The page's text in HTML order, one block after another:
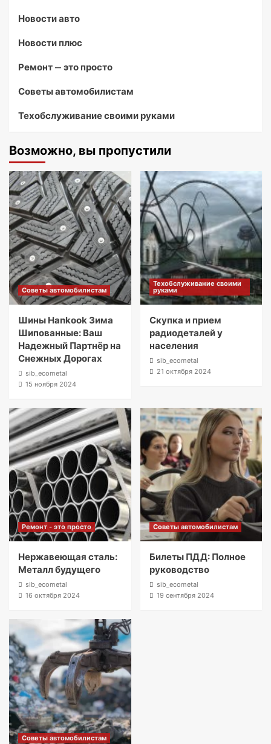
Новости авто
Новости плюс
Ремонт — это просто
Советы автомобилистам
Техобслуживание своими руками
Возможно, вы пропустили
Советы автомобилистам
Шины Hankook Зима
Шипованные: Ваш
Надежный Партнёр на
Снежных Дорогах
sib_ecometal
15 ноября 2024
Техобслуживание своими
руками
Скупка и прием
радиодеталей у
населения
sib_ecometal
21 октября 2024
Ремонт - это просто
Нержавеющая сталь:
Металл будущего
sib_ecometal
16 октября 2024
Советы автомобилистам
Билеты ПДД: Полное
руководство
sib_ecometal
19 сентября 2024
Советы автомобилистам